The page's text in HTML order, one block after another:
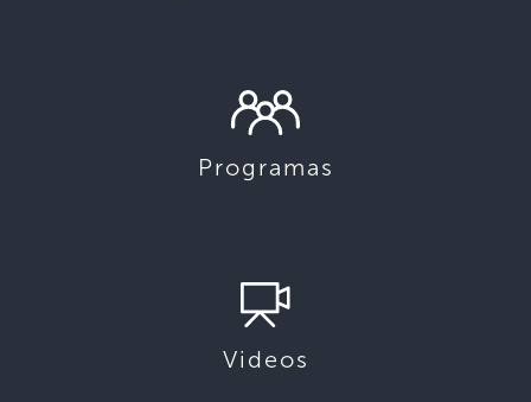
Programas
Videos